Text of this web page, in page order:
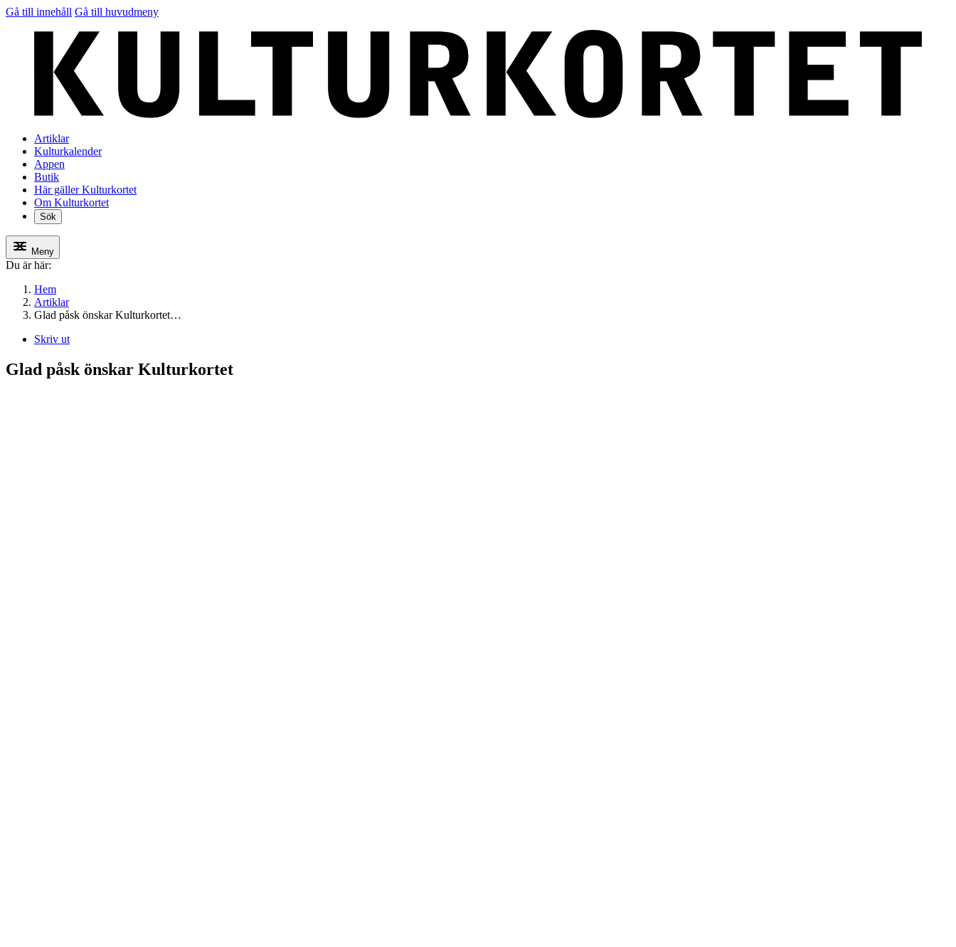
Gå till innehåll Gå till huvudmeny
Artiklar
Kulturkalender
Appen
Butik
Här gäller Kulturkortet
Om Kulturkortet
Sök
Meny
Du är här:
Hem
Artiklar
Glad påsk önskar Kulturkortet…
Skriv ut
Glad påsk önskar Kulturkortet